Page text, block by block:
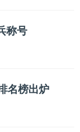
称号
名榜出炉